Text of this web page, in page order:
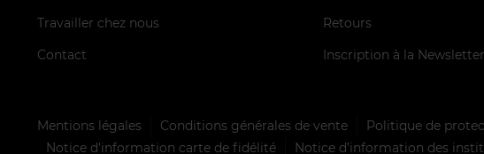
Travailler chez nous
Contact
Retours
Inscription à la Newsletter
Mentions légales Conditions générales de vente Politique de
Notice d'information carte de fidélité
Notice d’information des